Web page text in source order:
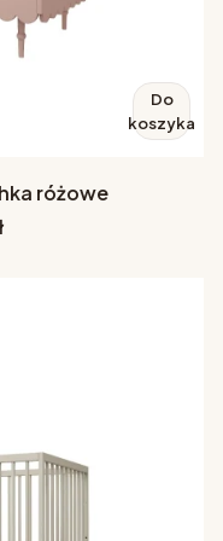
Do
koszyka
różowe